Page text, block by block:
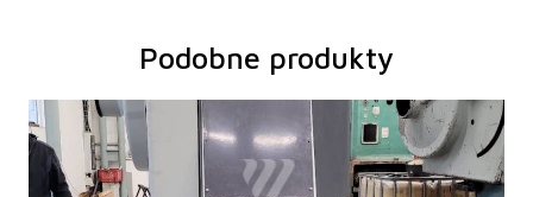
Podobne produkty
Rok produkcji:
Nominalna siła kształtująca prasy40 t
Rozmiary stołu
660 x 530 mm
Maks. skok suwaka
95 mm